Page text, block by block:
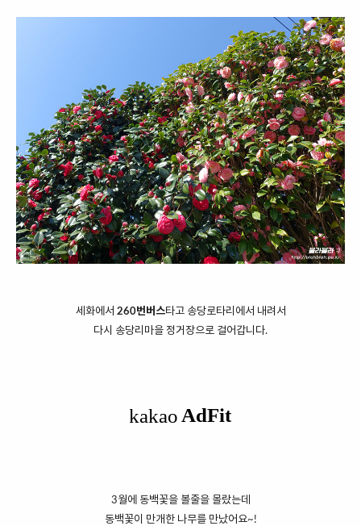
세화에서 260번버스타고 송당로타리에서 내려서
다시 송당리마을 정거장으로 걸어갑니다.
3월에 동백꽃을 볼줄을 몰랐는데
동백꽃이 만개한 나무를 만났어요~!